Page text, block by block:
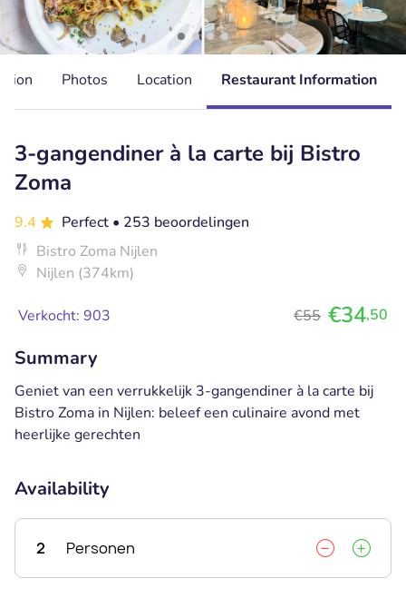
Photos Location Restaurant Information
3-gangendiner à la carte bij Bistro
Zoma
9.4 Perfect • 253 beoordelingen
Bistro Zoma Nijlen
Nijlen (374km)
Verkocht: 903 €55 €34,50
Summary
Geniet van een verrukkelijk 3-gangendiner à la carte bij
Bistro Zoma in Nijlen: beleef een culinaire avond met
heerlijke gerechten
Availability
2 Personen